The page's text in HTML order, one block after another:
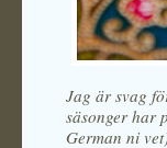
Jag är svag
säsonger har
German ni